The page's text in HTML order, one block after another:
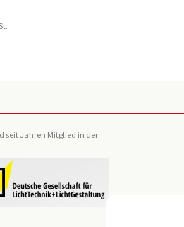
seit Jahren Mitglied in der